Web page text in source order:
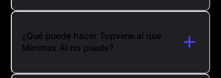
¿Qué puede hacer Topview.ai que
Minimax AI no puede?